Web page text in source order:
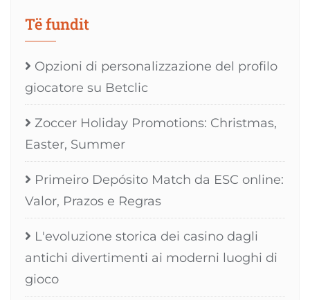
Të fundit
Opzioni di personalizzazione del profilo
giocatore su Betclic
Zoccer Holiday Promotions: Christmas,
Easter, Summer
Primeiro Depósito Match da ESC online:
Valor, Prazos e Regras
L'evoluzione storica dei casino dagli
antichi divertimenti ai moderni luoghi di
gioco